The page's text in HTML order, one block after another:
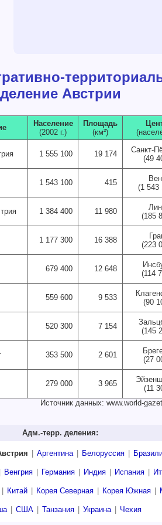
деление Австрии
Население
(2002 г.)
Площадь
(км²)
1 555 100 19 174
Санкт-
(49
1 543 100 415
(1 543
1 384 400 11 980
(185
1 177 300 16 388
(223
679 400 12 648
(114
559 600 9 533
(90
520 300 7 154
(145
353 500 2 601
(27
279 000 3 965
(11
Источник данных: www.world-
Адм.-терр. деления:
Аргентина Белоруссия
Венгрия Германия Индия Испания
Китай Корея Северная Корея Южная
США Танзания Украина Чехия